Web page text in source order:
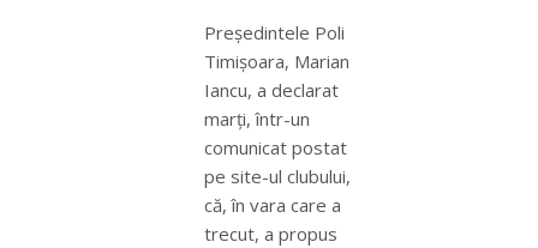
Preşedintele Poli
Timişoara, Marian
Iancu, a declarat
marţi, într-un
comunicat postat
pe site-ul clubului,
că, în vara care a
trecut, a propus